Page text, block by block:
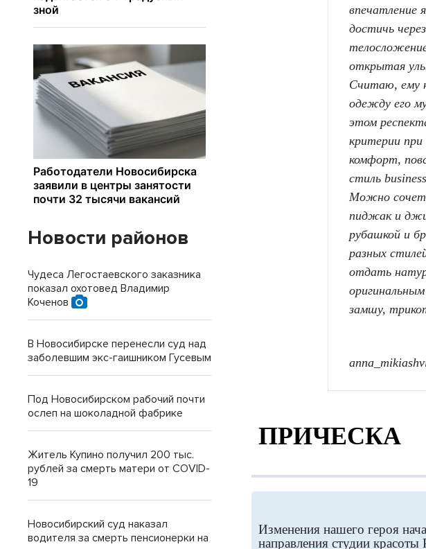
впечатление
достичь
открытая
Считаю, ему
одежду его
этом
критерии при
комфорт,
стиль
Можно
пиджак и
рубашкой и
разных
отдать
замшу,
ПРИЧЕСКА
Изменения нашего героя
направления студии
Новости районов
Чудеса Легостаевского заказника
показал охотовед Владимир
Коченов
В Новосибирске перенесли суд над
заболевшим экс-гаишником Гусевым
Под Новосибирском рабочий почти
ослеп на шоколадной фабрике
Житель Купино получил 200 тыс.
рублей за смерть матери от COVID-
19
Новосибирский суд наказал
водителя за смерть пенсионерки на